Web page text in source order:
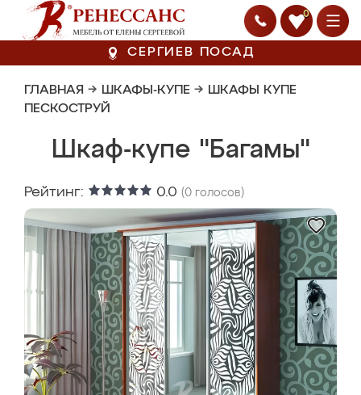
0
СЕРГИЕВ ПОСАД
ГЛАВНАЯ → ШКАФЫ-КУПЕ → ШКАФЫ КУПЕ
ПЕСКОСТРУЙ
Шкаф-купе "Багамы"
Рейтинг: 0.0 (0 голосов)